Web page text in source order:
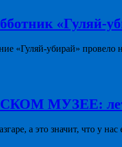
«Гуляй-
«Гуляй-убирай»
МУЗЕЕ:
а это значит, что у